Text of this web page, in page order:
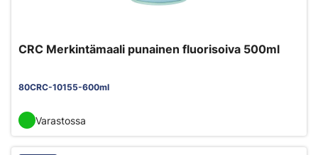
CRC Merkintämaali punainen fluorisoiva 500ml
80CRC-10155-600ml
Varastossa